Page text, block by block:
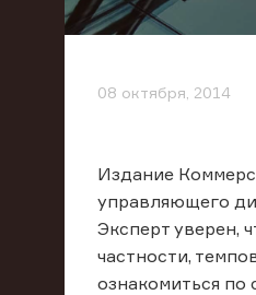
08 октября, 2014
Издание
управляющего
Эксперт уверен,
частности,
ознакомиться